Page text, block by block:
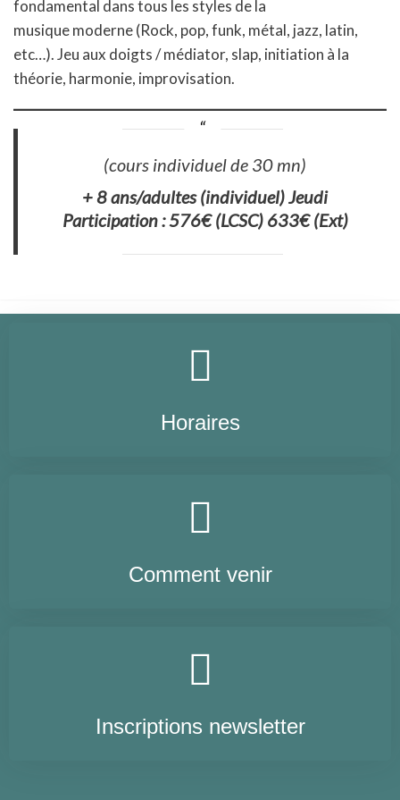
fondamental dans tous les styles de la
musique moderne (Rock, pop, funk, métal, jazz, latin,
etc…). Jeu aux doigts / médiator, slap, initiation à la
théorie, harmonie, improvisation.
(cours individuel de 30 mn)
+ 8 ans/adultes (individuel) Jeudi
Participation : 576€ (LCSC) 633€ (Ext)
Horaires
Comment venir
Inscriptions newsletter